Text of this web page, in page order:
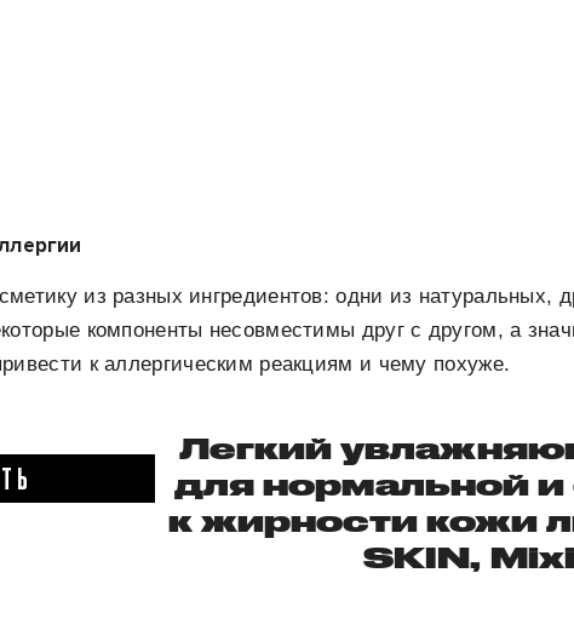
из разных ингредиентов: одни из натуральных,
компоненты несовместимы друг с другом, а
к аллергическим реакциям и чему похуже.
Легкий
для нормальной и
к жирности кожи
SKIN,